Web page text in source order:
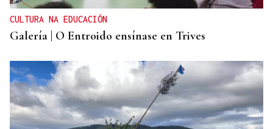
CULTURA NA EDUCACIÓN
Galería | O Entroido ensínase en Trives